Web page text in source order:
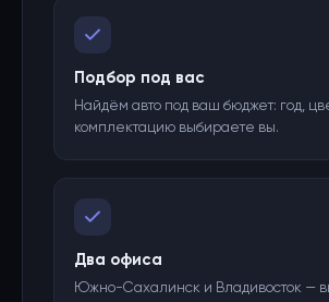
Подбор под вас
Найдём авто под ваш бюджет: год,
комплектацию выбираете вы.
Два офиса
Южно-Сахалинск и Владивосток —